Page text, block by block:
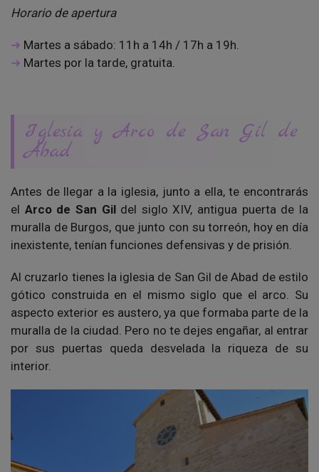
Horario de apertura
Martes a sábado: 11h a 14h / 17h a 19h.
Martes por la tarde, gratuita.
Iglesia y Arco de San Gil de
Abad
Antes de llegar a la iglesia, junto a ella, te encontrarás
el Arco de San Gildel siglo XIV, antigua puerta de la
muralla de Burgos, que junto con su torreón, hoy en día
inexistente, tenían funciones defensivas y de prisión.
Al cruzarlo tienes la iglesia de San Gil de Abad de estilo
gótico construida en el mismo siglo que el arco. Su
aspecto exterior es austero, ya que formaba parte de la
muralla de la ciudad. Pero no te dejes engañar, al entrar
por sus puertas queda desvelada la riqueza de su
interior.